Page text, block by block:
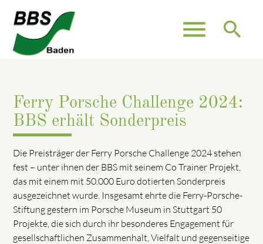
menu search
Ferry Porsche Challenge 2024:
BBS erhält Sonderpreis
Die Preisträger der Ferry Porsche Challenge 2024 stehen
fest – unter ihnen der BBS mit seinem Co Trainer Projekt,
das mit einem mit 50.000 Euro dotierten Sonderpreis
ausgezeichnet wurde. Insgesamt ehrte die Ferry-Porsche-
Stiftung gestern im Porsche Museum in Stuttgart 50
Projekte, die sich durch ihr besonderes Engagement für
gesellschaftlichen Zusammenhalt, Vielfalt und gegenseitige